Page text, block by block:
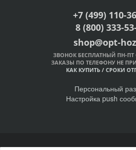
+7 (499) 110-
8 (800) 333-
shop@opt-
ЗВОНОК БЕСПЛАТНЫЙ ПН-ПТ
ЗАКАЗЫ ПО ТЕЛЕФОНУ НЕ
КАК КУПИТЬ / СРОКИ
Персональный
Настройка push